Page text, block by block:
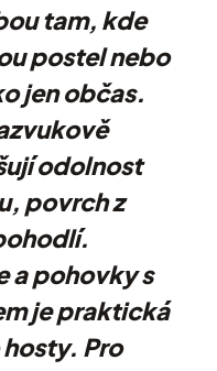
tam, kde
postel nebo
jen občas.
odolnost
povrch z
a pohovky s
je praktická
Pro